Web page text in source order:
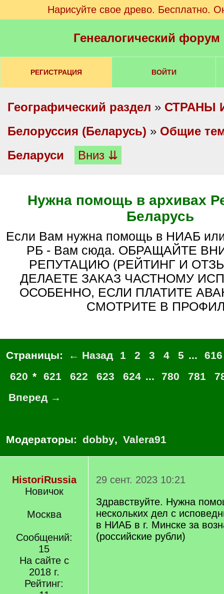
Нарисуйте свое древо. Бесплатно.
Генеалогический
РЕГИСТРАЦИЯ ВОЙТИ
Географический раздел » СТРАНЫ
Белоруссия (Беларусь) » Общие
Беларуси
Вниз ⇊
Нужна помощь в архивах
Беларусь
Если Вам нужна помощь в НИАБ или другом архиве
РБ - Вам сюда. ОБРАЩАЙТЕ
РЕПУТАЦИЮ (РЕЙТИНГ И
ДЕЛАЕТЕ ЗАКАЗ ЧАСТНОМУ
ОСОБЕННО, ЕСЛИ ПЛАТИТЕ
СМОТРИТЕ В
Страницы: ← Назад 1 2 3 4 5 ...
616
620 * 621 622 623 624 ... 780 781
Вперед →
Модераторы: dobby, Valera91
HistoriRussia
Новичок
Москва
Сообщений:
15
На сайте с
2018 г.
Рейтинг:
29 сент. 2023 10:21
Здравствуйте. Нужна
нескольких дел с
в НИАБ в г. Минске за
(российские рубли)